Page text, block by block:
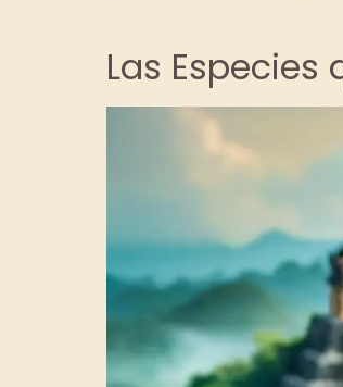
Las